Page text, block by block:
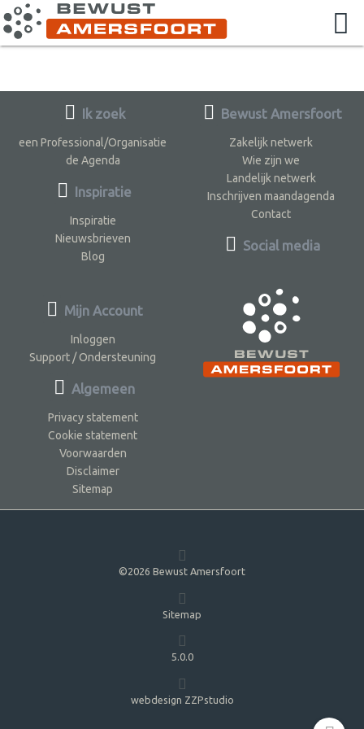
Ik zoek
een Professional/Organisatie
de Agenda
Inspiratie
Inspiratie
Nieuwsbrieven
Blog
Bewust Amersfoort
Zakelijk netwerk
Wie zijn we
Landelijk netwerk
Inschrijven maandagenda
Contact
Social media
Mijn Account
Inloggen
Support / Ondersteuning
Algemeen
Privacy statement
Cookie statement
Voorwaarden
Disclaimer
Sitemap
©2026 Bewust Amersfoort
Sitemap
5.0.0
webdesign ZZPstudio